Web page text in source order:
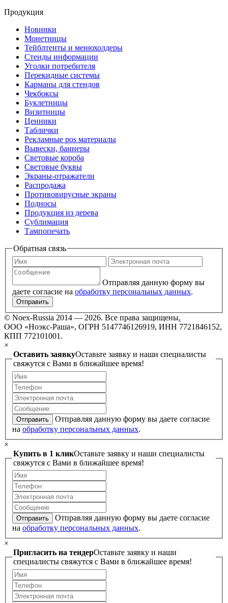
Продукция
Новинки
Монетницы
Тейблтенты и менюхолдеры
Стенды информации
Уголки потребителя
Перекидные системы
Карманы для стендов
Чекбоксы
Буклетницы
Визитницы
Ценники
Таблички
Рекламные pos материалы
Вывески, баннеры
Световые короба
Световые буквы
Экраны-отражатели
Распродажа
Противовирусные экраны
Подносы
Продукция из дерева
Сублимация
Тампопечать
Обратная связь
Отправляя данную форму вы
даете согласие на обработку персональных данных.
Отправить
© Noex-Russia 2014 — 2026. Все права защищены.
ООО «Ноэкс-Раша», ОГРН 5147746126919, ИНН 7721846152,
КПП 772101001.
×
Оставить заявкуОставьте заявку и наши специалисты
свяжутся с Вами в ближайшее время!
Отправить
Отправляя данную форму вы даете согласие
на обработку персональных данных.
×
Купить в 1 кликОставьте заявку и наши специалисты
свяжутся с Вами в ближайшее время!
Отправить
Отправляя данную форму вы даете согласие
на обработку персональных данных.
×
Пригласить на тендерОставьте заявку и наши
специалисты свяжутся с Вами в ближайшее время!